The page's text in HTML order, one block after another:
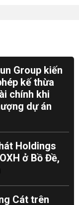
Group kiến
kế thừa
chính khi
dự án
Holdings
ở Bồ Đề,
Cát trên